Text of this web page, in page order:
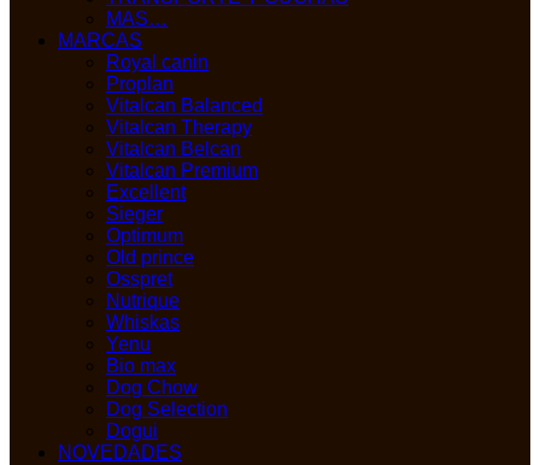
MAS…
MARCAS
Royal canin
Proplan
Vitalcan Balanced
Vitalcan Therapy
Vitalcan Belcan
Vitalcan Premium
Excellent
Sieger
Optimum
Old prince
Osspret
Nutrique
Whiskas
Yenu
Bio max
Dog Chow
Dog Selection
Dogui
NOVEDADES